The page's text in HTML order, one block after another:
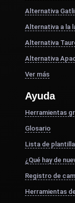
Alternativa
Alternativa a la
Alternativa
Alternativa
Ver más
Ayuda
Herramientas
Glosario
Lista de
¿Qué hay de
Registro de
Herramientas